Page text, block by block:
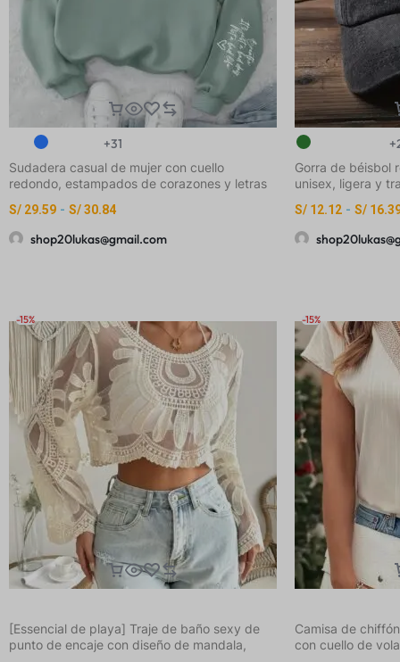
+31
Sudadera casual de mujer con cuello
redondo, estampados de corazones y letras
S/ 29.59 - S/30.84
shop20lukas@gmail.com
Gorra de béisbol
unisex, ligera y
vintage lavado
ajuste ceñido sin
estilo urbano
S/ 12.12 - S/
-15%
[Essencial de playa] Traje de baño sexy de
punto de encaje con diseño de mandala,
-15%
Camisa de
con cuello de